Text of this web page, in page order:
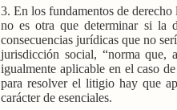
3. En los fundamentos de derecho
no es otra que determinar si la
consecuencias jurídicas que no
jurisdicción social, “norma que,
igualmente aplicable en el caso
para resolver el litigio hay que
carácter de esenciales.